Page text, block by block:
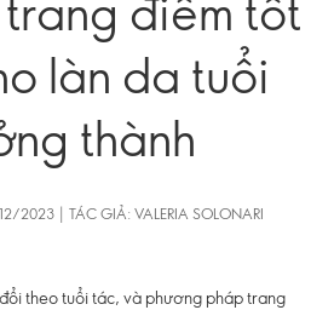
làn da tuổi
thành
2023 | TÁC GIẢ: VALERIA SOLONARI
theo tuổi tác, và phương pháp trang